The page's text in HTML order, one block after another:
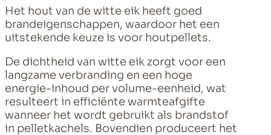
Het hout van de witte eik heeft goed
brandeigenschappen, waardoor het een
uitstekende keuze is voor houtpellets.
De dichtheid van witte eik zorgt voor een
langzame verbranding en een hoge
energie-inhoud per volume-eenheid, wat
resulteert in efficiënte warmteafgifte
wanneer het wordt gebruikt als brandstof
in pelletkachels. Bovendien produceert het